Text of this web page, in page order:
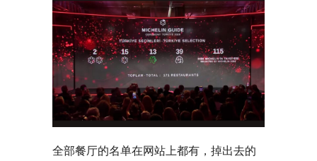
全部餐厅的名单在网站上都有，掉出去的